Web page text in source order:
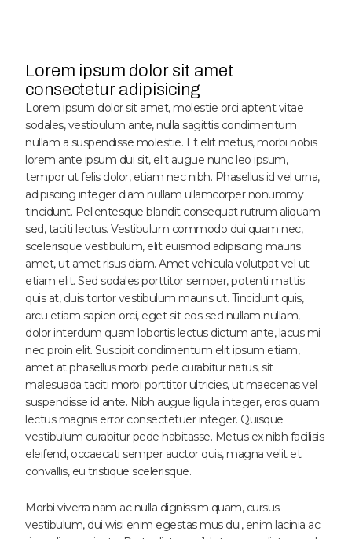
Lorem ipsum dolor sit amet
consectetur adipisicing
Lorem ipsum dolor sit amet, molestie orci aptent vitae
sodales, vestibulum ante, nulla sagittis condimentum
nullam a suspendisse molestie. Et elit metus, morbi nobis
lorem ante ipsum dui sit, elit augue nunc leo ipsum,
tempor ut felis dolor, etiam nec nibh. Phasellus id vel urna,
adipiscing integer diam nullam ullamcorper nonummy
tincidunt. Pellentesque blandit consequat rutrum aliquam
sed, taciti lectus. Vestibulum commodo dui quam nec,
scelerisque vestibulum, elit euismod adipiscing mauris
amet, ut amet risus diam. Amet vehicula volutpat vel ut
etiam elit. Sed sodales porttitor semper, potenti mattis
quis at, duis tortor vestibulum mauris ut. Tincidunt quis,
arcu etiam sapien orci, eget sit eos sed nullam nullam,
dolor interdum quam lobortis lectus dictum ante, lacus mi
nec proin elit. Suscipit condimentum elit ipsum etiam,
amet at phasellus morbi pede curabitur natus, sit
malesuada taciti morbi porttitor ultricies, ut maecenas vel
suspendisse id ante. Nibh augue ligula integer, eros quam
lectus magnis error consectetuer integer. Quisque
vestibulum curabitur pede habitasse. Metus ex nibh facilisis
eleifend, occaecati semper auctor quis, magna velit et
convallis, eu tristique scelerisque.
Morbi viverra nam ac nulla dignissim quam, cursus
vestibulum, dui wisi enim egestas mus dui, enim lacinia ac